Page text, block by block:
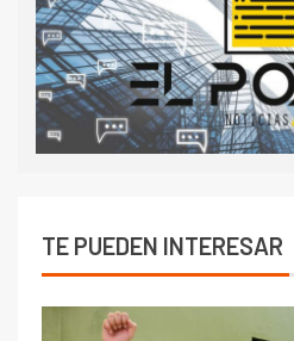
TE PUEDEN INTERESAR